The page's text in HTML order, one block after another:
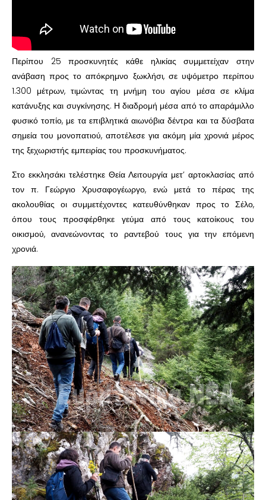
Περίπου 25 προσκυνητές κάθε ηλικίας συμμετείχαν στην
ανάβαση προς το απόκρημνο ξωκλήσι, σε υψόμετρο περίπου
1.300 μέτρων, τιμώντας τη μνήμη του αγίου μέσα σε κλίμα
κατάνυξης και συγκίνησης. Η διαδρομή μέσα από το απαράμιλλο
φυσικό τοπίο, με τα επιβλητικά αιωνόβια δέντρα και τα δύσβατα
σημεία του μονοπατιού, αποτέλεσε για ακόμη μία χρονιά μέρος
της ξεχωριστής εμπειρίας του προσκυνήματος.
Στο εκκλησάκι τελέστηκε Θεία Λειτουργία μετ’ αρτοκλασίας από
τον π. Γεώργιο Χρυσαφογέωργο, ενώ μετά το πέρας της
ακολουθίας οι συμμετέχοντες κατευθύνθηκαν προς το Σέλο,
όπου τους προσφέρθηκε γεύμα από τους κατοίκους του
οικισμού, ανανεώνοντας το ραντεβού τους για την επόμενη
χρονιά.